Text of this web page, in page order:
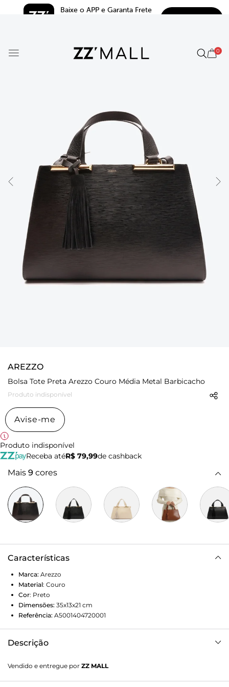
Baixe o APP e Garanta Frete
0
AREZZO
Bolsa Tote Preta Arezzo Couro Média Metal Barbicacho
Produto indisponível
Avise-me
Produto indisponível
Receba atéR$ 79,99de cashback
Mais 9 cores
Características
Marca: Arezzo
Material: Couro
Cor: Preto
Dimensões: 35x13x21 cm
Referência: A5001404720001
Descrição
estruturado, acabamento wave e inscrição discreta do
nome da marca. Traz alça tiracolo com regulagem e alças
Vendido e entregue por ZZ MALL